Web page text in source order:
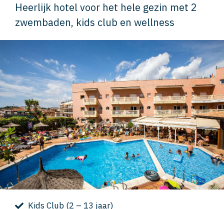
Heerlijk hotel voor het hele gezin met 2
zwembaden, kids club en wellness
Kids Club (2 – 13 jaar)